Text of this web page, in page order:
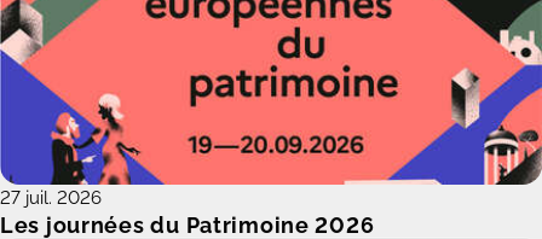
Les journées du Patrimoine 2026
27 juil. 2026